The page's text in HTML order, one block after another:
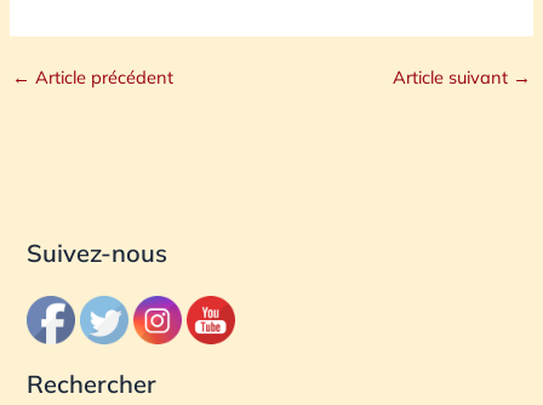
← Article précédent Article suivant →
Suivez-nous
Rechercher